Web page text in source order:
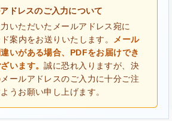
アドレスのご入力について
いただいたメールアドレス宛に
案内をお送りいたします。
メール
いがある場合、PDFをお届けでき
います。誠に恐れ入りますが、決
ールアドレスのご入力に十分ご注
うお願い申し上げます。